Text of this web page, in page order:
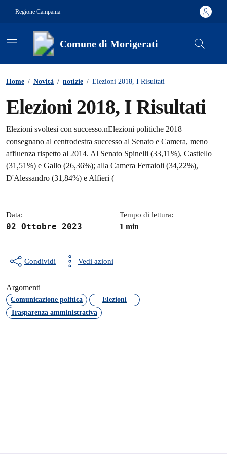
Regione Campania
Comune di Morigerati
Home / Novità / notizie / Elezioni 2018, I Risultati
Elezioni 2018, I Risultati
Dettagli della notizia
Elezioni svoltesi con successo.nElezioni politiche 2018
consegnano al centrodestra successo al Senato e Camera, meno
affluenza rispetto al 2014. Al Senato Spinelli (33,11%), Castiello
(31,51%) e Gallo (26,36%); alla Camera Ferraioli (34,22%),
D'Alessandro (31,84%) e Alfieri (
Data:
02 Ottobre 2023
Tempo di lettura:
1 min
Condividi Vedi azioni
Argomenti
Comunicazione politica
Elezioni
Trasparenza amministrativa